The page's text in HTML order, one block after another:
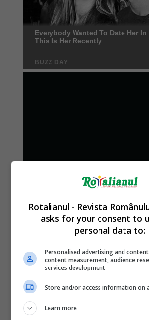
Rotalianul - Revista
asks for your consent to
personal data to:
Personalised advertising and
content measurement, audience
services development
Store and/or access information on
Learn more